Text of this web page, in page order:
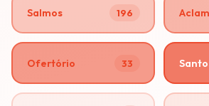
Salmos 196
Ofertório 33 Santo